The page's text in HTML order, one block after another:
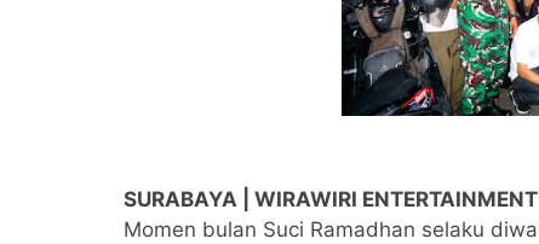
SURABAYA | WIRAWIRI ENTERTAINMENT
Momen bulan Suci Ramadhan selaku